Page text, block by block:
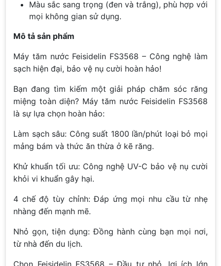
Màu sắc sang trọng (đen và trắng), phù hợp với
mọi không gian sử dụng.
Mô tả sản phẩm
Máy tăm nước Feisidelin FS3568 – Công nghệ làm
sạch hiện đại, bảo vệ nụ cười hoàn hảo!
Bạn đang tìm kiếm một giải pháp chăm sóc răng
miệng toàn diện? Máy tăm nước Feisidelin FS3568
là sự lựa chọn hoàn hảo:
Làm sạch sâu: Công suất 1800 lần/phút loại bỏ mọi
mảng bám và thức ăn thừa ở kẽ răng.
Khử khuẩn tối ưu: Công nghệ UV-C bảo vệ nụ cười
khỏi vi khuẩn gây hại.
4 chế độ tùy chỉnh: Đáp ứng mọi nhu cầu từ nhẹ
nhàng đến mạnh mẽ.
Nhỏ gọn, tiện dụng: Đồng hành cùng bạn mọi nơi,
từ nhà đến du lịch.
Chọn Feisidelin FS3568 – Đầu tư nhỏ, lợi ích lớn